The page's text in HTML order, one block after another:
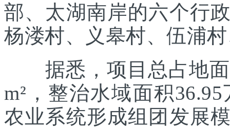
部、太湖南岸的六个行
杨溇村、义皋村、伍浦
据悉，项目总占地面
m²，整治水域面积
农业系统形成组团发展